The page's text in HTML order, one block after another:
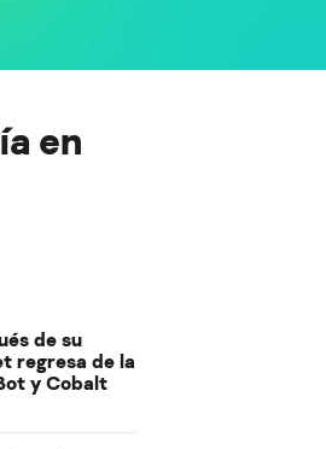
en
de su
regresa de la
y Cobalt